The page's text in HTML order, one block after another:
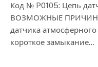
Код № P0105: Цепь
ВОЗМОЖНЫЕ
датчика
короткое замыкание…